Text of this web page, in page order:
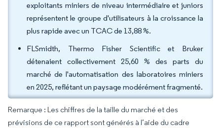
exploitants miniers de niveau intermédiaire et juniors
représentent le groupe d'utilisateurs à la croissance la
plus rapide avec un TCAC de 13,88 %.
FLSmidth, Thermo Fisher Scientific et Bruker
détenaient collectivement 25,60 % des parts du
marché de l'automatisation des laboratoires miniers
en 2025, reflétant un paysage modérément fragmenté.
Remarque : Les chiffres de la taille du marché et des
prévisions de ce rapport sont générés à l’aide du cadre